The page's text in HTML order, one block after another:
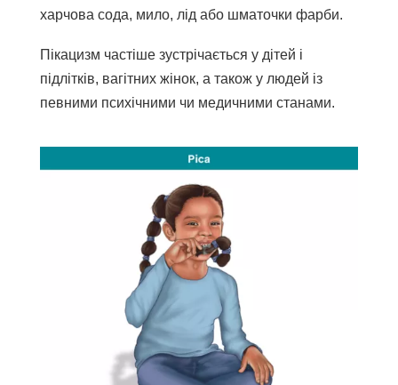
харчова сода, мило, лід або шматочки фарби.
Пікацизм частіше зустрічається у дітей і
підлітків, вагітних жінок, а також у людей із
певними психічними чи медичними станами.